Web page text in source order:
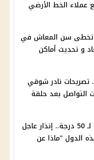
عملاء الخط الأرضي
تخطى سن المعاش في
و تحديث أماكن
تصريحات نادر شوقي
التواصل بعد حلقة
موجة حر لاهبة تصل لـ 50 درجة.. إنذار عاجل
الدول "ماذا عن